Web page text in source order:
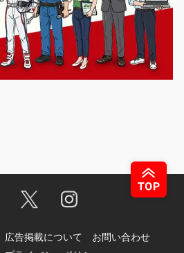
広告掲載について
お問い合わせ